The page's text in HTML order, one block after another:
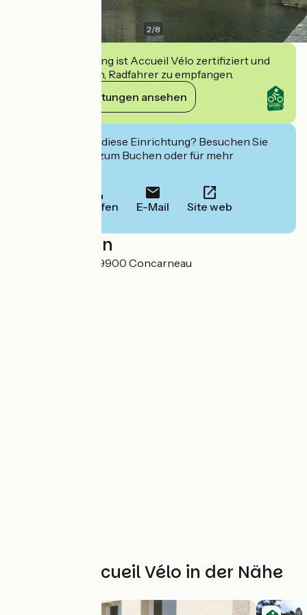
2/8
Diese Einrichtung ist Accueil Vélo zertifiziert und
verpflichtet sich, Radfahrer zu empfangen.
Ihre Verpflichtungen ansehen
Interessiert Sie diese Einrichtung? Besuchen Sie
deren Website zum Buchen oder für mehr
Anrufen E-Mail Site web
Localisation
Quai de la Croix 29900 Concarneau
Weitere Accueil Vélo in der Nähe